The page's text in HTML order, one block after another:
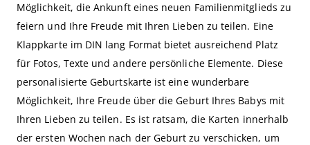
Möglichkeit, die Ankunft eines neuen Familienmitglieds zu
feiern und Ihre Freude mit Ihren Lieben zu teilen. Eine
Klappkarte im DIN lang Format bietet ausreichend Platz
für Fotos, Texte und andere persönliche Elemente. Diese
personalisierte Geburtskarte ist eine wunderbare
Möglichkeit, Ihre Freude über die Geburt Ihres Babys mit
Ihren Lieben zu teilen. Es ist ratsam, die Karten innerhalb
der ersten Wochen nach der Geburt zu verschicken, um